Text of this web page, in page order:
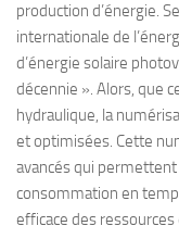
production d’énergie.
internationale de
d’énergie solaire
décennie ». Alors, que
hydraulique, la
et optimisées. Cette
avancés qui
consommation en
efficace des